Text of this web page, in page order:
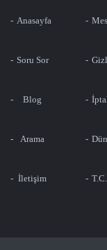
Anasayfa
Soru Sor
Blog
Arama
İletişim